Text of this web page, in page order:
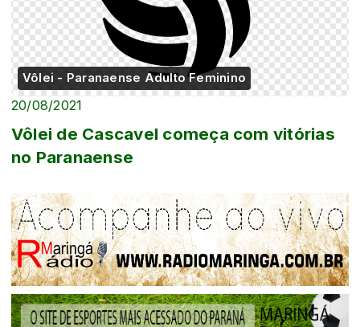
Vôlei - Paranaense Adulto Feminino
20/08/2021
Vôlei de Cascavel começa com vitórias
no Paranaense